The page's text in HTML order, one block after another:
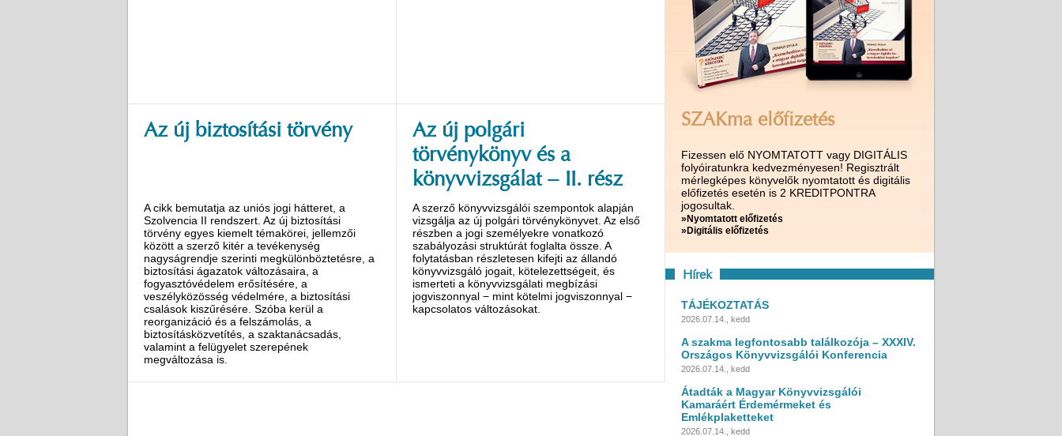
Az új biztosítási törvény
A cikk bemutatja az uniós jogi hátteret, a
Szolvencia II rendszert. Az új biztosítási
törvény egyes kiemelt témakörei, jellemzői
között a szerző kitér a tevékenység
nagyságrendje szerinti megkülönböztetésre, a
biztosítási ágazatok változásaira, a
fogyasztóvédelem erősítésére, a
veszélyközösség védelmére, a biztosítási
csalások kiszűrésére. Szóba kerül a
reorganizáció és a felszámolás, a
biztosításközvetítés, a szaktanácsadás,
valamint a felügyelet szerepének
megváltozása is.
Az új polgári
törvénykönyv és a
könyvvizsgálat − II. rész
A szerző könyvvizsgálói szempontok alapján
vizsgálja az új polgári törvénykönyvet. Az első
részben a jogi személyekre vonatkozó
szabályozási struktúrát foglalta össze. A
folytatásban részletesen kifejti az állandó
könyvvizsgáló jogait, kötelezettségeit, és
ismerteti a könyvvizsgálati megbízási
jogviszonnyal − mint kötelmi jogviszonnyal −
kapcsolatos változásokat.
SZAKma előfizetés
Fizessen elő NYOMTATOTT vagy DIGITÁLIS
folyóiratunkra kedvezményesen! Regisztrált
mérlegképes könyvelők nyomtatott és digitális
előfizetés esetén is 2 KREDITPONTRA
jogosultak.
»Nyomtatott előfizetés
»Digitális előfizetés
Hírek
TÁJÉKOZTATÁS
2026.07.14., kedd
A szakma legfontosabb találkozója – XXXIV.
Országos Könyvvizsgálói Konferencia
2026.07.14., kedd
Átadták a Magyar Könyvvizsgálói
Kamaráért Érdemérmeket és
Emlékplaketteket
2026.07.14., kedd